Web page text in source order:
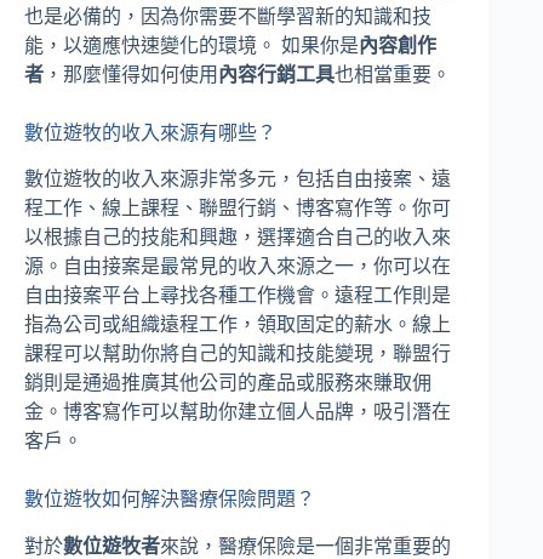
也是必備的，因為你需要不斷學習新的知識和技
能，以適應快速變化的環境。 如果你是內容創作
者 ，那麼懂得如何使用 內容行銷工具也相當重要。
數位遊牧的收入來源有哪些？
數位遊牧的收入來源非常多元，包括自由接案、遠
程工作、線上課程、聯盟行銷、博客寫作等。你可
以根據自己的技能和興趣，選擇適合自己的收入來
源。自由接案是最常見的收入來源之一，你可以在
自由接案平台上尋找各種工作機會。遠程工作則是
指為公司或組織遠程工作，領取固定的薪水。線上
課程可以幫助你將自己的知識和技能變現，聯盟行
銷則是通過推廣其他公司的產品或服務來賺取佣
金。博客寫作可以幫助你建立個人品牌，吸引潛在
客戶。
數位遊牧如何解決醫療保險問題？
對於數位遊牧者來說，醫療保險是一個非常重要的